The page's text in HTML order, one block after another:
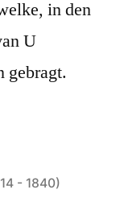
in den
U
gebragt.
- 1840)